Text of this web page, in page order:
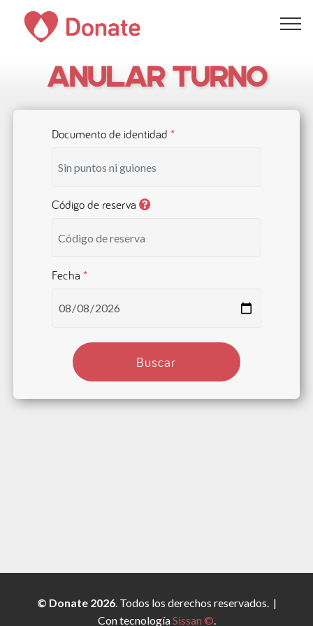
Anular turno
Documento de identidad *
Código de reserva
Fecha *
© Donate 2026. Todos los derechos reservados. |
Con tecnologíaSissan ©.